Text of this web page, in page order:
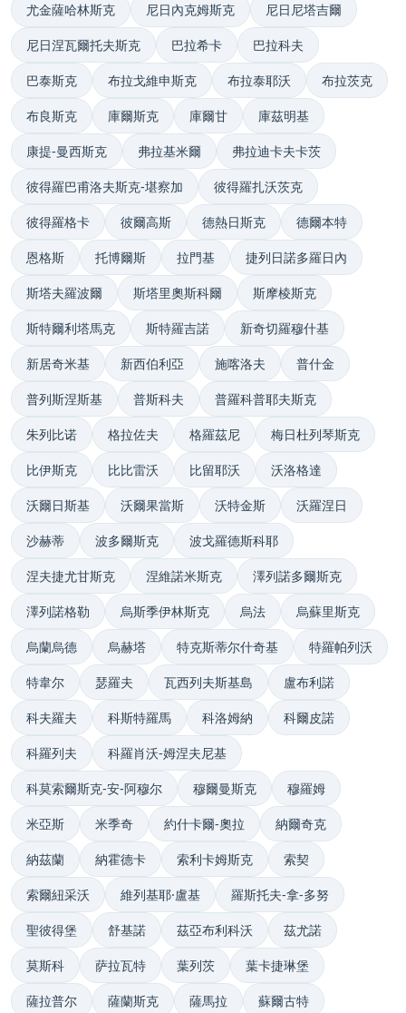
尤金薩哈林斯克 尼日內克姆斯克 尼日尼塔吉爾
尼日涅瓦爾托夫斯克 巴拉希卡 巴拉科夫
巴泰斯克 布拉戈維申斯克 布拉泰耶沃 布拉茨克
布良斯克 庫爾斯克 庫爾甘 庫茲明基
康提-曼西斯克 弗拉基米爾 弗拉迪卡夫卡茨
彼得羅巴甫洛夫斯克-堪察加 彼得羅扎沃茨克
彼得羅格卡 彼爾高斯 德熱日斯克 德爾本特
恩格斯 托博爾斯 拉門基 捷列日諾多羅日內
斯塔夫羅波爾 斯塔里奧斯科爾 斯摩棱斯克
斯特爾利塔馬克 斯特羅吉諾 新奇切羅穆什基
新居奇米基 新西伯利亞 施喀洛夫 普什金
普列斯涅斯基 普斯科夫 普羅科普耶夫斯克
朱列比诺 格拉佐夫 格羅茲尼 梅日杜列琴斯克
比伊斯克 比比雷沃 比留耶沃 沃洛格達
沃爾日斯基 沃爾果當斯 沃特金斯 沃羅涅日
沙赫蒂 波多爾斯克 波戈羅德斯科耶
涅夫捷尤甘斯克 涅維諾米斯克 澤列諾多爾斯克
澤列諾格勒 烏斯季伊林斯克 烏法 烏蘇里斯克
烏蘭烏德 烏赫塔 特克斯蒂尔什奇基 特羅帕列沃
特韋尔 瑟羅夫 瓦西列夫斯基島 盧布利諾
科夫羅夫 科斯特羅馬 科洛姆納 科爾皮諾
科羅列夫 科羅肖沃-姆涅夫尼基
科莫索爾斯克-安-阿穆尔 穆爾曼斯克 穆羅姆
米亞斯 米季奇 約什卡爾-奧拉 納爾奇克
納茲蘭 納霍德卡 索利卡姆斯克 索契
索爾紐采沃 維列基耶·盧基 羅斯托夫-拿-多努
聖彼得堡 舒基諾 茲亞布利科沃 茲尤諾
莫斯科 萨拉瓦特 葉列茨 葉卡捷琳堡
薩拉普尔 薩蘭斯克 薩馬拉 蘇爾古特